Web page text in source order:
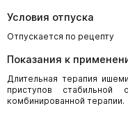
Условия отпуска
Отпускается по рецепту
Показания к
Длительная терапия
приступов
комбинированной терапии.